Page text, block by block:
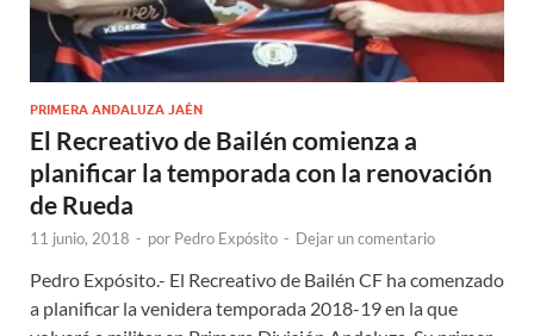
PRIMERA ANDALUZA JAÉN
El Recreativo de Bailén comienza a
planificar la temporada con la renovación
de Rueda
11 junio, 2018 - por Pedro Expósito - Dejar un comentario
Pedro Expósito.- El Recreativo de Bailén CF ha comenzado
a planificar la venidera temporada 2018-19 en la que